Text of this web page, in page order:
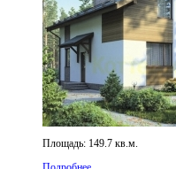
Площадь: 149.7 кв.м.